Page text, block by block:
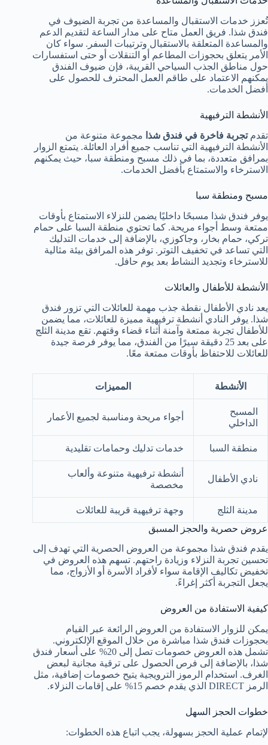
تُعزز خدمات الاستقبال والمساعدة من تجربة الضيوف في
فندق شذا. فريق العمل متاح على مدار الساعة لتقديم الدعم
والمساعدة المتعلقة بالاستقبال وترتيبات السفر. سواء كان
الأمر يتعلق بحجوزات المطاعم أو التنقلات أو حتى استفسارات
حول مناطق الجذب السياحي القريبة، فإن ضيوف الفندق
يمكنهم الاعتماد على طاقم العمل المحترف للحصول على
أفضل الخدمات.
الأنشطة الترفيهية
تقدمتجربة فاخرة في فندق شذا مجموعة متنوعة من
الأنشطة الترفيهية التي تناسب جميع أفراد العائلة. يتمتع الزوار
بمرافق متعددة، بما في ذلك مسبح ومنطقة سبا، حيث يمكنهم
الاسترخاء والاستمتاع بأفضل الخدمات.
مسبح ومنطقة سبا
يوفر فندق شذا مسبحًا داخليًا يضمن للنزلاء الاستمتاع بأوقات
ممتعة وسط أجواء مريحة. كما تحتوي منطقة السبا على حمام
تركي، حمام بخار، وجاكوزي، بالإضافة إلى خدمات التدليك
التي تساعد في تخفيف التوتر. توفر هذه المرافق بيئة مثالية
للاسترخاء وتجديد النشاط بعد يوم حافل.
الأنشطة للأطفال والعائلات
يعد نادي الأطفال نقطة جذب مهمة للعائلات التي تزور فندق
شذا. يوفر النادي أنشطة ترفيهية مميزة للعائلات، مما يضمن
للأطفال تجربة ممتعة وآمنة أثناء قضاء وقتهم. تقع مدينة الثلج
على بعد 25 دقيقة سيرًا من الفندق، مما يوفر فرصة جيدة
للعائلات للاحتفاظ بأوقات ممتعة معًا.
الأنشطة المميزات
المسبح
الداخلي
أجواء مريحة ومناسبة لجميع الأعمار
منطقة السبا خدمات تدليك وحمامات تقليدية
نادي الأطفال
أنشطة ترفيهية متنوعة وألعاب
مخصصة
مدينة الثلج
وجهة ترفيهية قريبة للعائلات
عروض حصرية والحجز المسبق
يقدم فندق شذا مجموعة من العروض الحصرية التي تهدف إلى
تحسين تجربة النزلاء وزيادة راحتهم. تسهم هذه العروض في
تخفيض تكاليف الإقامة سواء لأفراد الأسرة أو الأزواج، مما
يجعل التجربة أكثر إغراءً.
كيفية الاستفادة من العروض
يمكن للزوار الاستفادة من العروض الرائعة عبر القيام
بحجوزات فندق شذا مباشرة من خلال الموقع الإلكتروني.
تشمل هذه العروض خصومات تصل إلى 20% على أسعار فندق
شذا، بالإضافة إلى فرص الحصول على ترقية مجانية لبعض
الغرف. استخدام الرموز الترويجية يتيح خصومات إضافية، مثل
الرمز DIRECT الذي يقدم خصم 15% على إقامات النزلاء.
خطوات الحجز السهل
لإتمام عملية الحجز بسهولة، يجب اتباع هذه الخطوات: